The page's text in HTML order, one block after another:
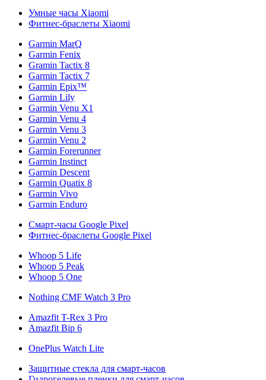
Умные часы Xiaomi
Фитнес-браслеты Xiaomi
Garmin MarQ
Garmin Fenix
Gramin Tactix 8
Garmin Tactix 7
Garmin Epix™
Garmin Lily
Garmin Venu X1
Garmin Venu 4
Garmin Venu 3
Garmin Venu 2
Garmin Forerunner
Garmin Instinct
Garmin Descent
Garmin Quatix 8
Garmin Vivo
Garmin Enduro
Смарт-часы Google Pixel
Фитнес-браслеты Google Pixel
Whoop 5 Life
Whoop 5 Peak
Whoop 5 One
Nothing CMF Watch 3 Pro
Amazfit T-Rex 3 Pro
Amazfit Bip 6
OnePlus Watch Lite
Защитные стекла для смарт-часов